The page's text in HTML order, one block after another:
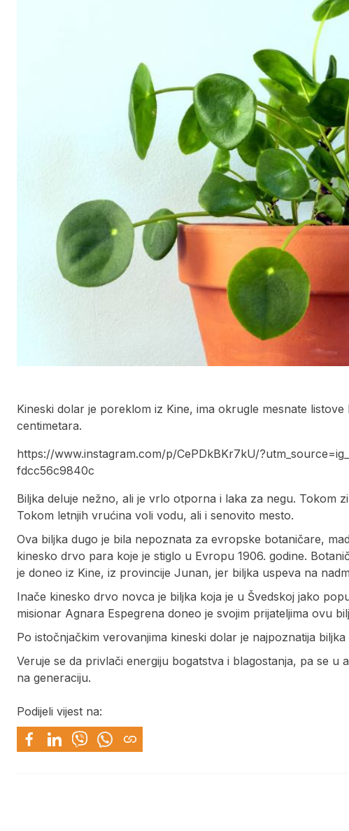
Kineski dolar je poreklom iz Kine, ima okrugle mesnate
centimetara.
https://www.instagram.com/p/CePDkBKr7kU/
fdcc56c9840c
Biljka deluje nežno, ali je vrlo otporna i laka za negu. Tokom
Tokom letnjih vrućina voli vodu, ali i senovito mesto.
Ova biljka dugo je bila nepoznata za evropske botaničare,
kinesko drvo para koje je stiglo u Evropu 1906. godine.
je doneo iz Kine, iz provincije Junan, jer biljka uspeva na
Inače kinesko drvo novca je biljka koja je u Švedskoj jako
misionar Agnara Espegrena doneo je svojim prijateljima ovu
Po istočnjačkim verovanjima kineski dolar je najpoznatija
Veruje se da privlači energiju bogatstva i blagostanja, pa se u
na generaciju.
Podijeli vijest na: